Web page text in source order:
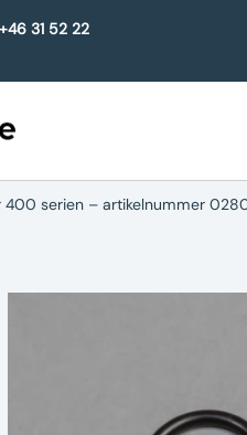
31 52 22
400 serien – artikelnummer